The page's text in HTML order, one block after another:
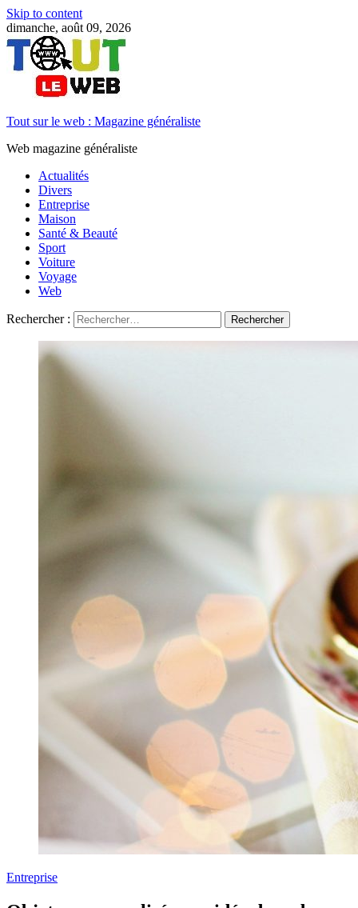
Skip to content
dimanche, août 09, 2026
Tout sur le web : Magazine généraliste
Web magazine généraliste
Actualités
Divers
Entreprise
Maison
Santé & Beauté
Sport
Voiture
Voyage
Web
Rechercher :
Entreprise